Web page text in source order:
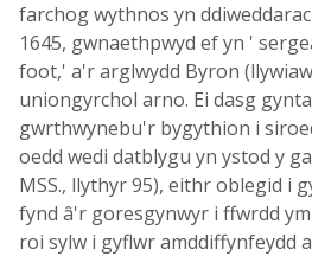
farchog wythnos yn
1645, gwnaethpwyd ef yn '
foot,' a'r arglwydd Byron
uniongyrchol arno. Ei dasg
gwrthwynebu'r bygythion i
oedd wedi datblygu yn ystod y
MSS., llythyr 95), eithr oblegid i
fynd â'r goresgynwyr i ffwrdd
roi sylw i gyflwr amddiffynfeydd